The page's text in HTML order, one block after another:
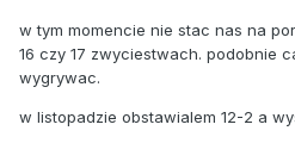
w tym momencie nie stac nas na
16 czy 17 zwyciestwach. podobnie
wygrywac.
w listopadzie obstawialem 12-2 a